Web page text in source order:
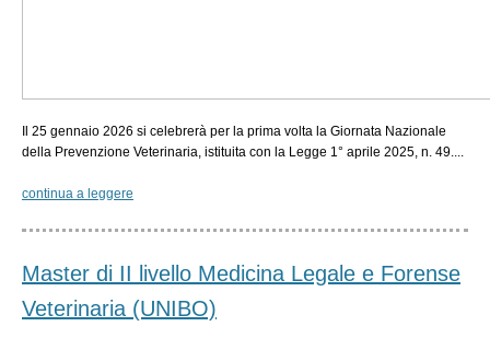
Il 25 gennaio 2026 si celebrerà per la prima volta la Giornata Nazionale
della Prevenzione Veterinaria, istituita con la Legge 1° aprile 2025, n. 49....
continua a leggere
Master di II livello Medicina Legale e Forense
Veterinaria (UNIBO)